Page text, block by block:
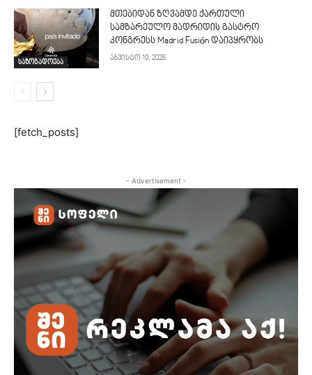
საზოგადოება
მთებიდან ზღვამდე ქართული
სამზარეულო მადრიდის გასტრო
კონგრესს Madrid Fusión დაიპყრობს
აგვისტო 10, 2026
[fetch_posts]
- Advertisement -